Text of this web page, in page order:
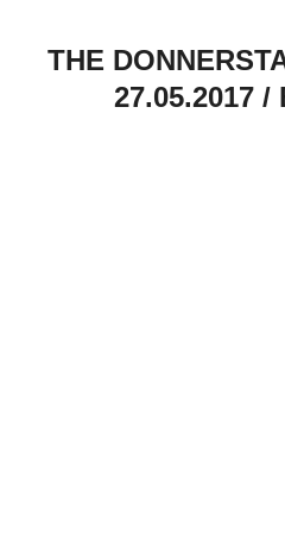
THE
27.05.2017 /